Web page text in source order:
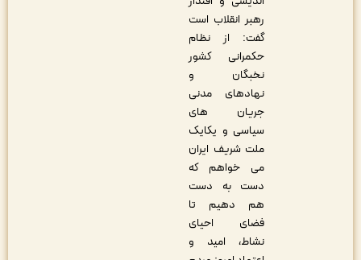
رهبر انقلاب است
گفت: از نظام
حکمرانی کشور
نخبگان و
نهادهای مدنی
جریان های
سیاسی و یکایک
ملت شریف ایران
می خواهم که
دست به دست
هم دهیم تا
فضای احیای
نشاط، امید و